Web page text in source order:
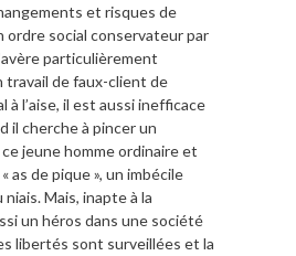
et risques de
ordre social conservateur par
particulièrement
travail de faux-client de
à l’aise, il est aussi inefficace
il cherche à pincer un
jeune homme ordinaire et
as de pique », un imbécile
Mais, inapte à la
un héros dans une société
libertés sont surveillées et la